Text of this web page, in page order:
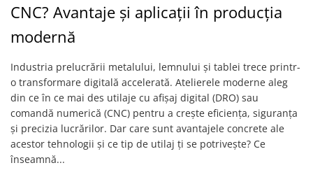
Fălci pentru PHV / VHV
Menghine
Etape XY
Papusa mobila / con de centrare
Instrumente de masurare
Afisaj digital
Bloc ecartament, masurare și
testare
CNC? Avantaje și aplicații în producția
modernă
Industria prelucrării metalului, lemnului și tablei trece printr-
o transformare digitală accelerată. Atelierele moderne aleg
din ce în ce mai des utilaje cu afișaj digital (DRO) sau
comandă numerică (CNC) pentru a crește eficiența, siguranța
și precizia lucrărilor. Dar care sunt avantajele concrete ale
acestor tehnologii și ce tip de utilaj ți se potrivește? Ce
înseamnă...